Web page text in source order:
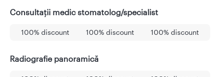
Consultații medic stomatolog/specialist
100% discount 100% discount 100% discount
Radiografie panoramică